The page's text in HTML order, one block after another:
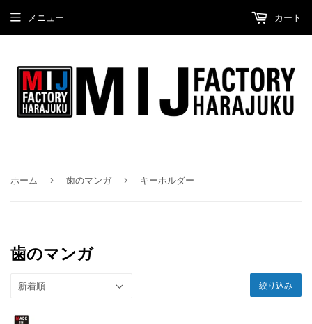
メニュー カート
ホーム › 歯のマンガ › キーホルダー
歯のマンガ
絞り込み